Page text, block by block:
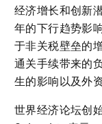
经济增长和创新
年的下行趋势影
于非关税壁垒的
通关手续带来的
生的影响以及外
世界经济论坛创